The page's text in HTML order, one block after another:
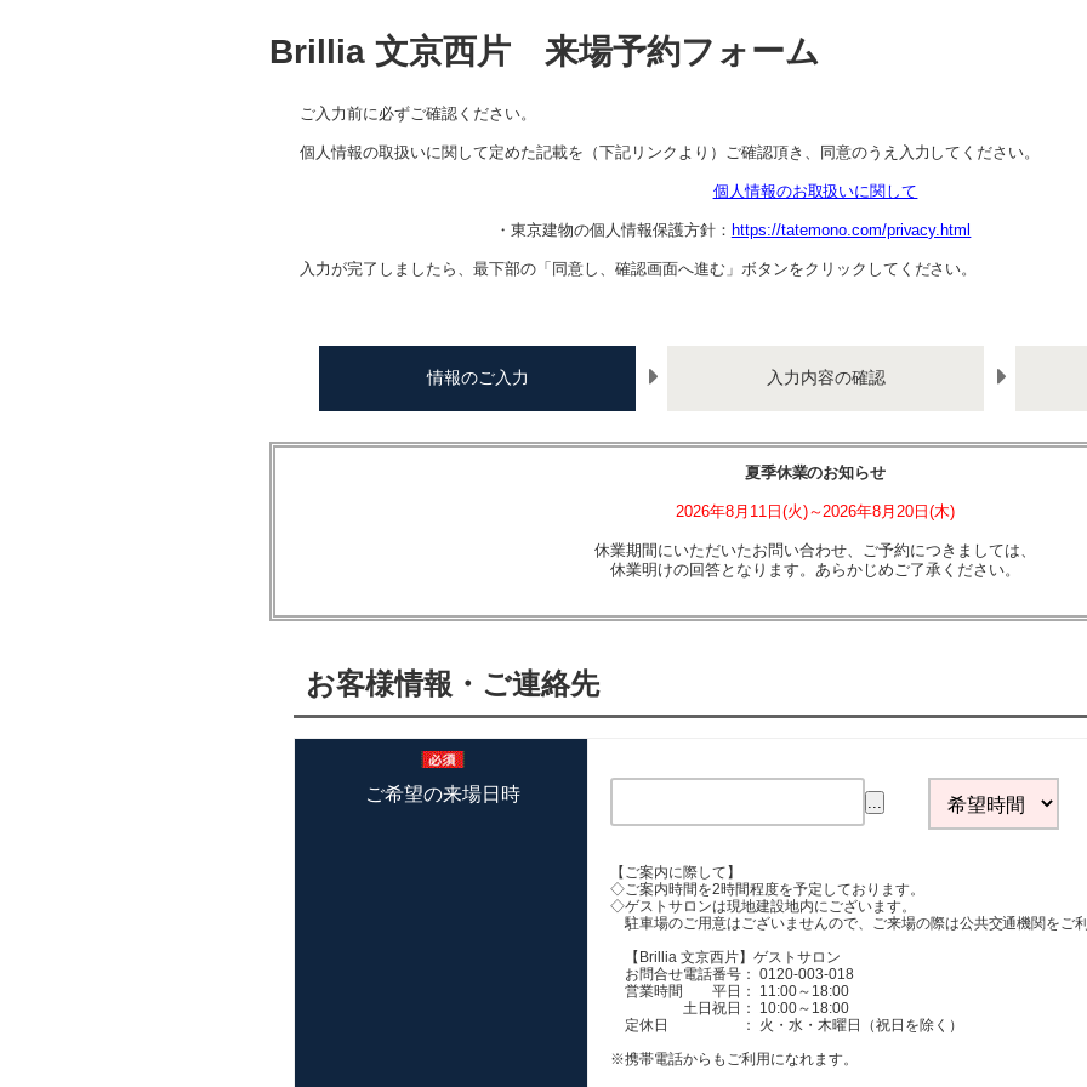
Brillia 文京西片来場予約フォーム
ご入力前に必ずご確認ください。
個人情報の取扱いに関して定めた記載を（下記リンクより）ご確認頂き、同意のうえ入力してください。
個人情報のお取扱いに関して
・東京建物の個人情報保護方針： https://tatemono.com/privacy.html
入力が完了しましたら、最下部の「同意し、確認画面へ進む」ボタンをクリックしてください。
情報のご入力 入力内容の確認
夏季休業のお知らせ
2026年8月11日(火)～2026年8月20日(木)
休業期間にいただいたお問い合わせ、ご予約につきましては、
休業明けの回答となります。あらかじめご了承ください。
お客様情報・ご連絡先
ご希望の来場日時
【ご案内に際して】
◇ご案内時間を2時間程度を予定しております。
◇ゲストサロンは現地建設地内にございます。
駐車場のご用意はございませんので、ご来場の際は公共交通機関をご利
【Brillia 文京西片】ゲストサロン
お問合せ電話番号： 0120-003-018
営業時間 平日： 11:00～18:00
土日祝日： 10:00～18:00
定休日 ： 火・水・木曜日（祝日を除く）
※携帯電話からもご利用になれます。